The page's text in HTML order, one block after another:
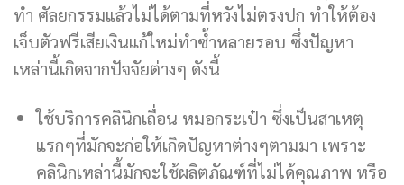
ทำ ศัลยกรรมแล้วไม่ได้ตามที่หวังไม่ตรงปก ทำให้ต้อง
เจ็บตัวฟรีเสียเงินแก้ใหม่ทำซ้ำหลายรอบ ซึ่งปัญหา
เหล่านี้เกิดจากปัจจัยต่างๆ ดังนี้
ใช้บริการคลินิกเถื่อน หมอกระเป๋า ซึ่งเป็นสาเหตุ
แรกๆที่มักจะก่อให้เกิดปัญหาต่างๆตามมา เพราะ
คลินิกเหล่านี้มักจะใช้ผลิตภัณฑ์ที่ไม่ได้คุณภาพ หรือ